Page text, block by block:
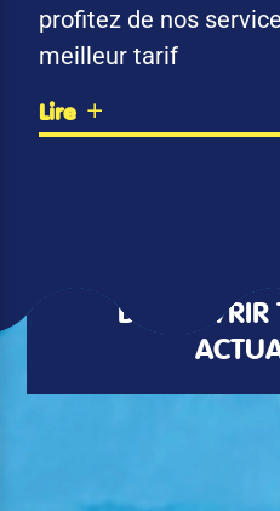
profitez de nos
meilleur tarif
Lire
DÉCOUVRIR